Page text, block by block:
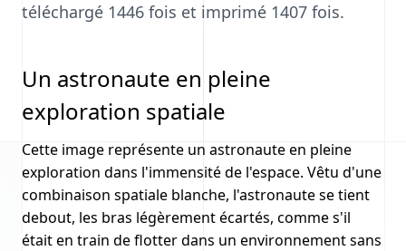
téléchargé 1446 fois et imprimé 1407 fois.
Un astronaute en pleine
exploration spatiale
Cette image représente un astronaute en pleine
exploration dans l'immensité de l'espace. Vêtu d'une
combinaison spatiale blanche, l'astronaute se tient
debout, les bras légèrement écartés, comme s'il
était en train de flotter dans un environnement sans